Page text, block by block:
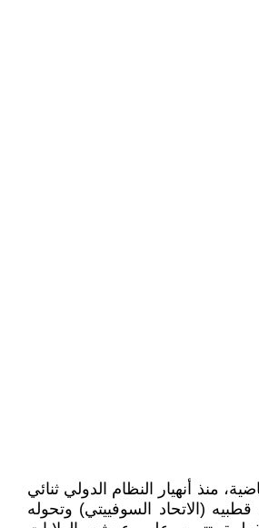
منذ أنهيار النظام الدولي ثنائي
قطبيه (الاتحاد السوفييتي) وتحوله